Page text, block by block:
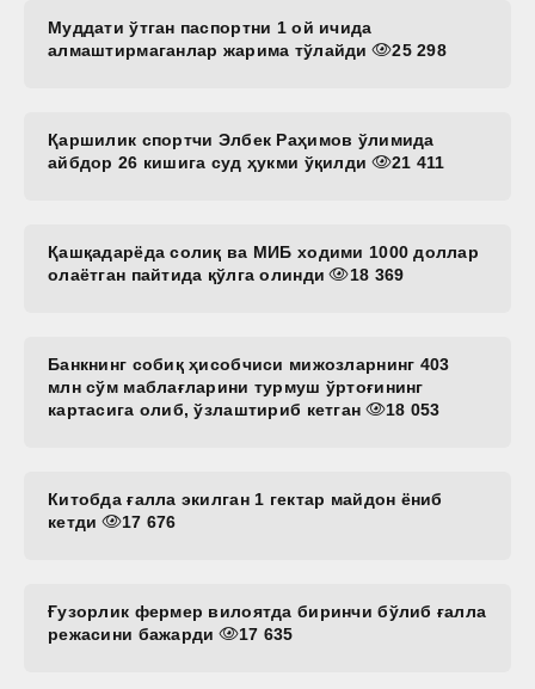
Муддати ўтган паспортни 1 ой ичида
алмаштирмаганлар жарима тўлайди
25 298
Қаршилик спортчи Элбек Раҳимов ўлимида
айбдор 26 кишига суд ҳукми ўқилди
21 411
Қашқадарёда солиқ ва МИБ ходими 1000 доллар
олаётган пайтида қўлга олинди
18 369
Банкнинг собиқ ҳисобчиси мижозларнинг 403
млн сўм маблағларини турмуш ўртоғининг
картасига олиб, ўзлаштириб кетган
18 053
Китобда ғалла экилган 1 гектар майдон ёниб
кетди
17 676
Ғузорлик фермер вилоятда биринчи бўлиб ғалла
режасини бажарди
17 635